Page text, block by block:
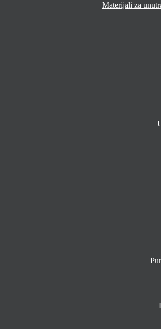
Materijali za